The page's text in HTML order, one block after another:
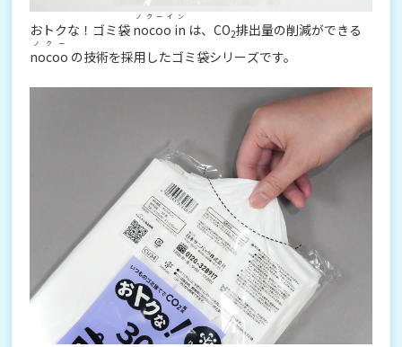
おトクな！ゴミ袋 nocoo in
ノクーイン
は、CO2排出量の削減ができる
nocoo
ノクー
の技術を採用したゴミ袋シリーズです。